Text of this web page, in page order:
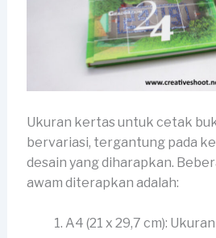
Ukuran kertas untuk cetak
bervariasi, tergantung pada
desain yang diharapkan.
awam diterapkan adalah:
A4 (21 x 29,7 cm):